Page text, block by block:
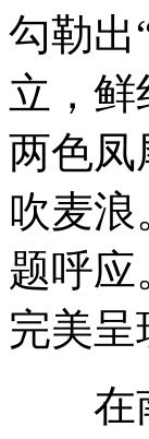
勾勒出
立，
两色凤
吹麦
题呼应
完美
在南